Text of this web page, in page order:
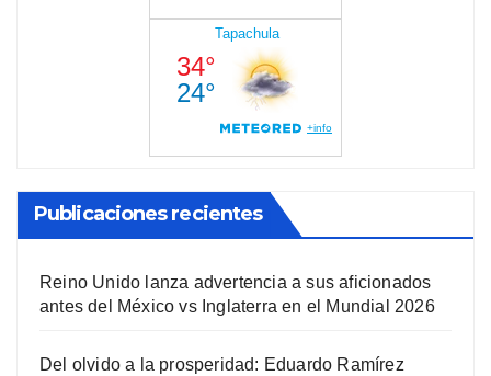
Publicaciones recientes
Reino Unido lanza advertencia a sus aficionados
antes del México vs Inglaterra en el Mundial 2026
Del olvido a la prosperidad: Eduardo Ramírez